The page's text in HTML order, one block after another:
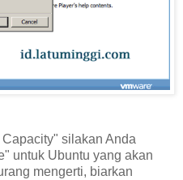
silakan Anda
untuk Ubuntu yang akan
mengerti, biarkan